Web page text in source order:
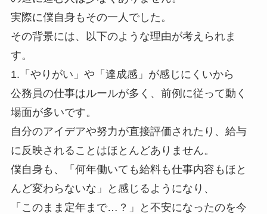
実際に僕自身もその一人でした。
その背景には、以下のような理由が考えられま
す。
1.「やりがい」や「達成感」が感じにくいから
公務員の仕事はルールが多く、前例に従って動く
場面が多いです。
自分のアイデアや努力が直接評価されたり、給与
に反映されることはほとんどありません。
僕自身も、「何年働いても給料も仕事内容もほと
んど変わらないな」と感じるようになり、
「このまま定年まで…？」と不安になったのを今